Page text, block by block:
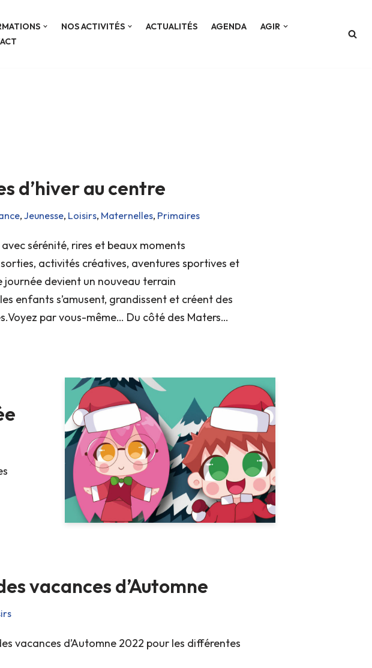
NOS ACTIVITÉS ACTUALITÉS AGENDA
AGIR
d’hiver au centre
, Jeunesse, Loisirs, Maternelles, Primaires
sérénité, rires et beaux moments
activités créatives, aventures sportives et
journée devient un nouveau terrain
enfants s’amusent, grandissent et créent des
par vous-même… Du côté des Maters…
vacances d’Automne
vacances d’Automne 2022 pour les différentes